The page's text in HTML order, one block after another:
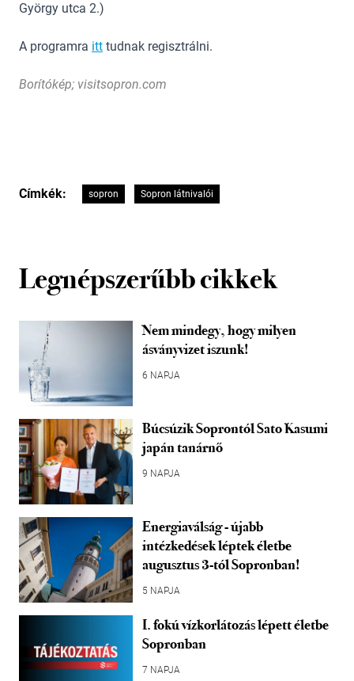
György utca 2.)
A programra itt tudnak regisztrálni.
Borítókép; visitsopron.com
Címkék: sopron Sopron látnivalói
Legnépszerűbb cikkek
Nem mindegy, hogy milyen
ásványvizet iszunk!
6 NAPJA
Búcsúzik Soprontól Sato Kasumi
japán tanárnő
9 NAPJA
Energiaválság - újabb
intézkedések léptek életbe
augusztus 3-tól Sopronban!
5 NAPJA
I. fokú vízkorlátozás lépett életbe
Sopronban
7 NAPJA